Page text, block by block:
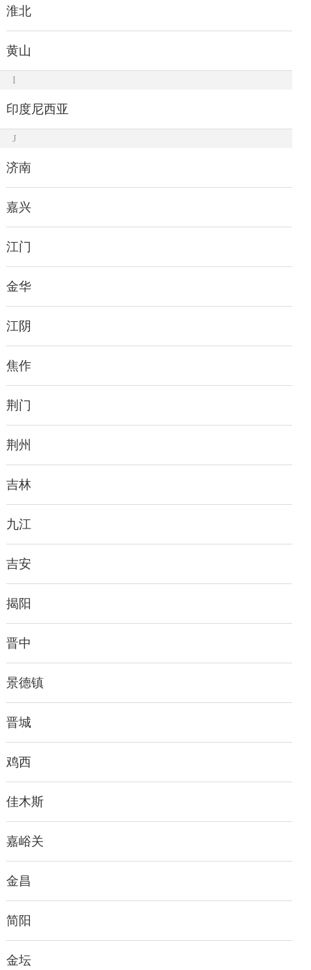
淮北
黄山
I
印度尼西亚
J
济南
嘉兴
江门
金华
江阴
焦作
荆门
荆州
吉林
九江
吉安
揭阳
晋中
景德镇
晋城
鸡西
佳木斯
嘉峪关
金昌
简阳
金坛